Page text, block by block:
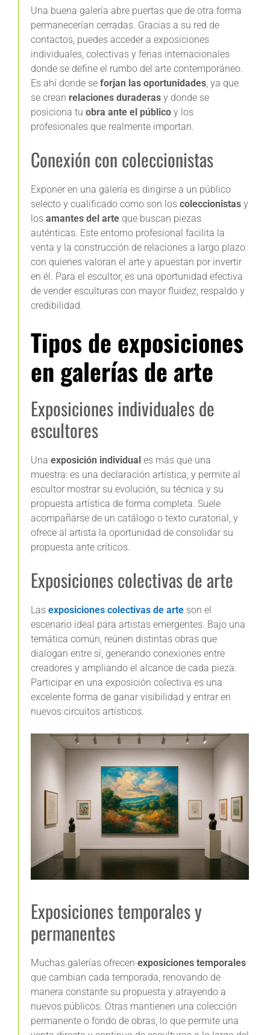
Una buena galería abre puertas que de otra forma
permanecerían cerradas. Gracias a su red de
contactos, puedes acceder a exposiciones
individuales, colectivas y ferias internacionales
donde se define el rumbo del arte contemporáneo.
Es ahí donde se forjan las oportunidades, ya que
se crean relaciones duraderas y donde se
posiciona tu obra ante el público y los
profesionales que realmente importan.
Conexión con coleccionistas
Exponer en una galería es dirigirse a un público
selecto y cualificado como son los coleccionistas y
los amantes del arte que buscan piezas
auténticas. Este entorno profesional facilita la
venta y la construcción de relaciones a largo plazo
con quienes valoran el arte y apuestan por invertir
en él. Para el escultor, es una oportunidad efectiva
de vender esculturas con mayor fluidez, respaldo y
credibilidad.
Tipos de exposiciones
en galerías de arte
Exposiciones individuales de
escultores
Una exposición individual es más que una
muestra: es una declaración artística, y permite al
escultor mostrar su evolución, su técnica y su
propuesta artística de forma completa. Suele
acompañarse de un catálogo o texto curatorial, y
ofrece al artista la oportunidad de consolidar su
propuesta ante críticos.
Exposiciones colectivas de arte
Las exposiciones colectivas de arte son el
escenario ideal para artistas emergentes. Bajo una
temática común, reúnen distintas obras que
dialogan entre sí, generando conexiones entre
creadores y ampliando el alcance de cada pieza.
Participar en una exposición colectiva es una
excelente forma de ganar visibilidad y entrar en
nuevos circuitos artísticos.
Exposiciones temporales y
permanentes
Muchas galerías ofrecen exposiciones temporales
que cambian cada temporada, renovando de
manera constante su propuesta y atrayendo a
nuevos públicos. Otras mantienen una colección
permanente o fondo de obras, lo que permite una